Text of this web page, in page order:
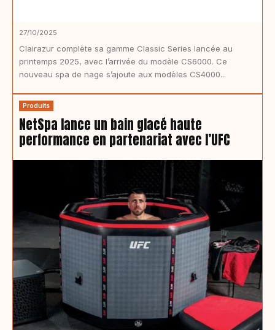
27/10/2025
Clairazur complète sa gamme Classic Series lancée au
printemps 2025, avec l’arrivée du modèle CS6000. Ce
nouveau spa de nage s’ajoute aux modèles CS4000...
Produits
NetSpa lance un bain glacé haute
performance en partenariat avec l’UFC